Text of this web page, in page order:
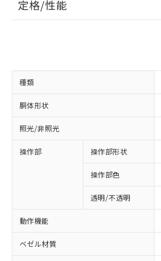
定格/性能
種類
胴体形状
照光/非照光
操作部 操作部形状
操作部色
透明/不透明
動作機能
ベゼル材質